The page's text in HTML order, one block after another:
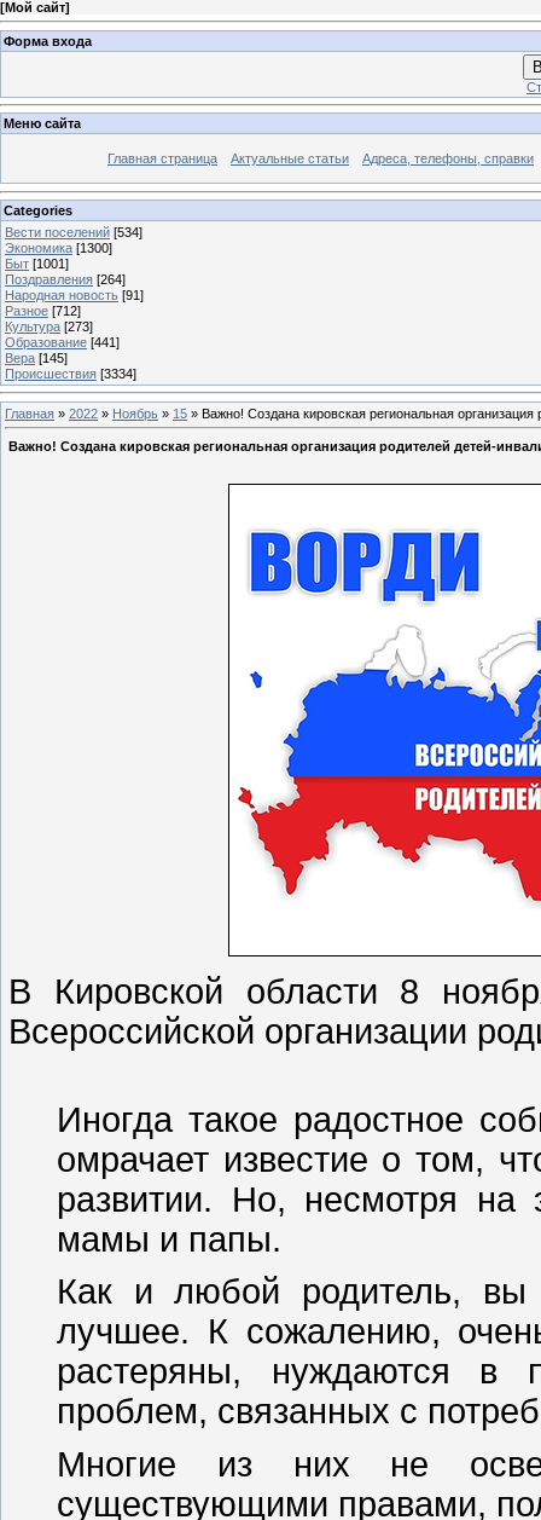
[Мой сайт]
Форма входа
Меню сайта
Главная страница Актуальные статьи Адреса, телефоны, справки
Categories
Вести поселений [534]
Экономика [1300]
Быт [1001]
Поздравления [264]
Народная новость [91]
Разное [712]
Культура [273]
Образование [441]
Вера [145]
Происшествия [3334]
Главная » 2022 » Ноябрь » 15 » Важно! Создана кировская региональная организация
Важно! Создана кировская региональная организация родителей детей-
В Кировской области 8
Всероссийской организации
Иногда такое радостное
омрачает известие о том,
развитии. Но, несмотря
мамы и папы.
Как и любой родитель, вы
лучшее. К сожалению,
растеряны, нуждаются
проблем, связанных с
Многие из них не
существующими правами,